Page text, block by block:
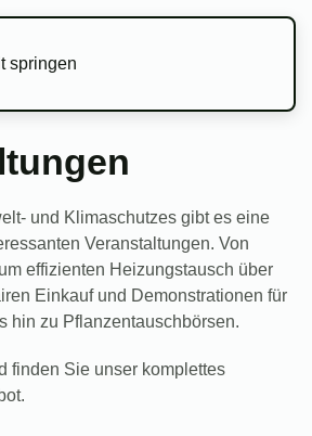
springen
und Klimaschutzes gibt es eine
Veranstaltungen. Von
effizienten Heizungstausch über
Einkauf und Demonstrationen für
hin zu Pflanzentauschbörsen.
finden Sie unser komplettes